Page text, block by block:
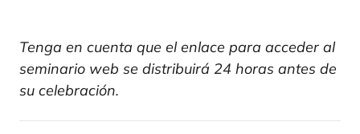
Tenga en cuenta que el enlace para acceder al
seminario web se distribuirá 24 horas antes de
su celebración.